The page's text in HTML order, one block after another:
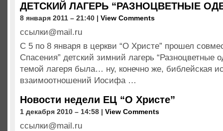
ДЕТСКИЙ ЛАГЕРЬ “РАЗНОЦВЕТНЫЕ
8 января 2011 – 21:40 | View Comments
ссылки@mail.ru
С 5 по 8 января в церкви “О Христе” прошел
Спасения” детский зимний лагерь “Разноцветные
темой лагеря была… ну, конечно же, библейская
взаимоотношений Иосифа …
Новости недели ЕЦ “О Христе”
1 декабря 2010 – 14:58 | View Comments
ссылки@mail.ru